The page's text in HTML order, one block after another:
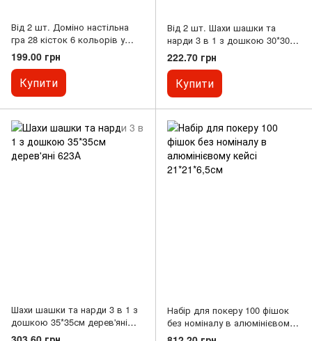
Від 2 шт. Доміно настільна
гра 28 кісток 6 кольорів у
металевій коробці біле 5010F
199.00 грн
Купити
Від 2 шт. Шахи шашки та
нарди 3 в 1 з дошкою 30*30см
дерев'яні 622А
222.70 грн
Купити
Шахи шашки та нарди 3 в 1 з
дошкою 35*35см дерев'яні
623А
Набір для покеру 100 фішок
без номіналу в алюмінієвому
кейсі 21*21*6,5см